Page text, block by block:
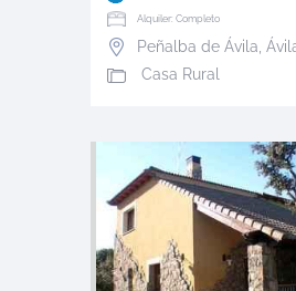
Alquiler: Completo
Peñalba de Ávila
Casa Rural